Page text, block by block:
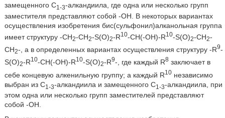
замещенного C1-3-алкандиила, где одна или несколько групп
заместителя представляют собой -OH. В некоторых вариантах
осуществления изобретения бис(сульфонил)алканольная группа
имеет структуру -CH2-CH2-S(O)2-R10-CH(-OH)-R10-S(O)2-CH2-
CH2-, а в определенных вариантах осуществления структуру -R9-
S(O)2-R10-CH(-OH)-R10-S(O)2-R9-, где каждый R8заключает в
себе концевую алкенильную группу; а каждый R10независимо
выбран из C1-3-алкандиила и замещенного C1-3-алкандиила, при
этом одна или несколько групп заместителей представляют
собой -OH.